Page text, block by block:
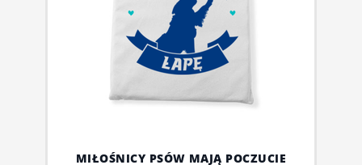
MIŁOŚNICY PSÓW MAJĄ POCZUCIE